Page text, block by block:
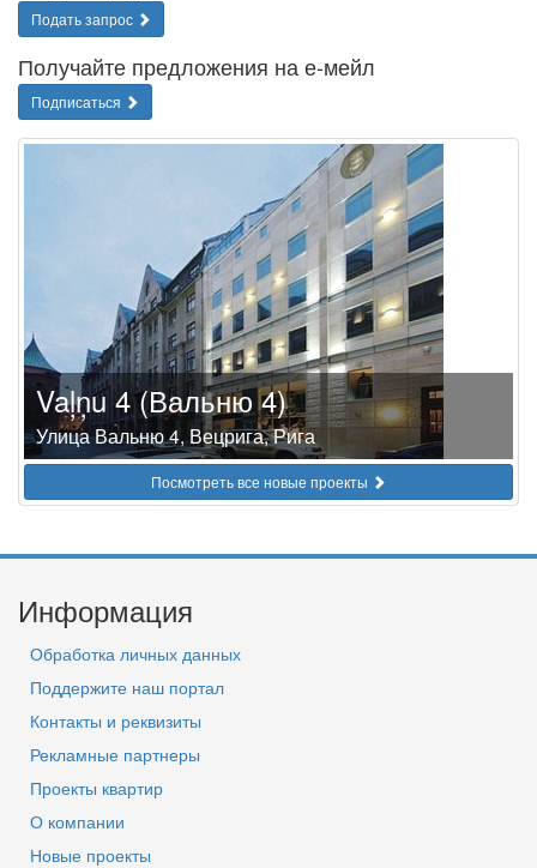
Подать запрос
Получайте предложения на е-мейл
Подписаться
Vaļņu 4 (Вальню 4)
Улица Вальню 4, Вецрига, Рига
Посмотреть все новые проекты
Информация
Обработка личных данных
Поддержите наш портал
Контакты и реквизиты
Рекламные партнеры
Проекты квартир
О компании
Новые проекты